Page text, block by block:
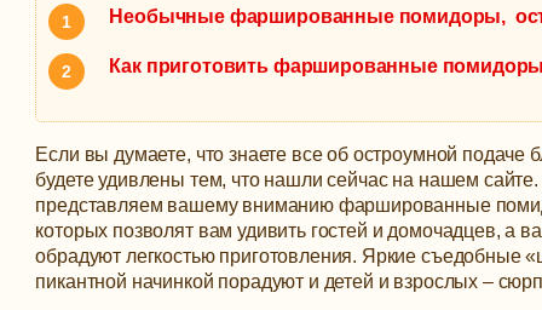
Необычные фаршированные помидоры,
Как приготовить фаршированные помидоры
Если вы думаете, что знаете все об остроумной подаче
будете удивлены тем, что нашли сейчас на нашем
представляем вашему вниманию фаршированные
которых позволят вам удивить гостей и домочадцев, а
обрадуют легкостью приготовления. Яркие съедобные
пикантной начинкой порадуют и детей и взрослых –